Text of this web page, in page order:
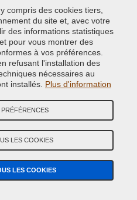
CHA-FHG
MET.
PHG
CHA-PHG
PRL.
MET.
PEM
compris des cookies tiers,
du site et, avec votre
des informations statistiques
pour vous montrer des
à vos préférences.
refusant l'installation des
nécessaires au
installés. Plus d'information
LES COOKIES
LES COOKIES